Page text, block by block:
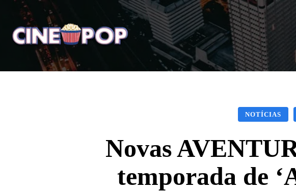
Home Notícias Críticas Breve
NOTÍCIAS
Novas
temporada de